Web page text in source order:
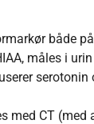
både
måles i
CT (med